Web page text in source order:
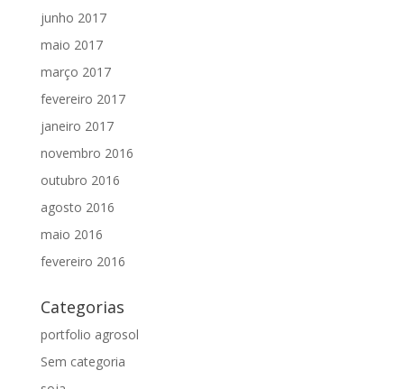
junho 2017
maio 2017
março 2017
fevereiro 2017
janeiro 2017
novembro 2016
outubro 2016
agosto 2016
maio 2016
fevereiro 2016
Categorias
portfolio agrosol
Sem categoria